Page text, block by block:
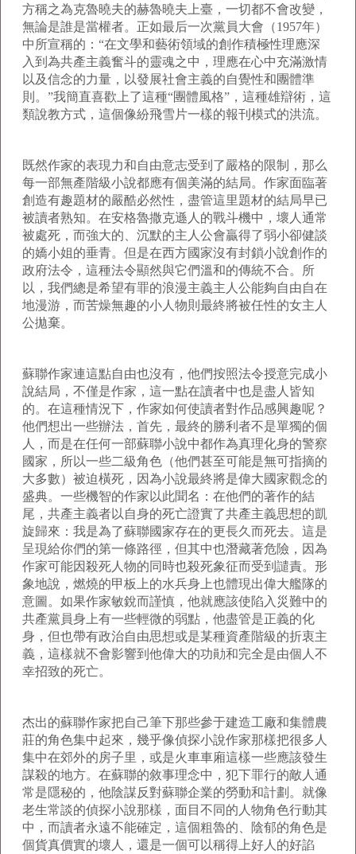
方稱之為克魯曉夫的赫魯曉夫上臺，一切都不會改變，
無論是誰是當權者。正如最后一次黨員大會（1957年）
中所宣稱的：“在文學和藝術領域的創作積極性理應深
入到為共產主義奮斗的靈魂之中，理應在心中充滿激情
以及信念的力量，以發展社會主義的自覺性和團體準
則。”我簡直喜歡上了這種“團體風格”，這種雄辯術，這
類說教方式，這個像紛飛雪片一樣的報刊模式的洪流。
既然作家的表現力和自由意志受到了嚴格的限制，那么
每一部無產階級小說都應有個美滿的結局。作家面臨著
創造有趣題材的嚴酷必然性，盡管這里題材的結局早已
被讀者熟知。在安格魯撒克遜人的戰斗機中，壞人通常
被處死，而強大的、沉默的主人公會贏得了弱小卻健談
的嬌小姐的垂青。但是在西方國家沒有封鎖小說創作的
政府法令，這種法令顯然與它們溫和的傳統不合。所
以，我們總是希望有罪的浪漫主義主人公能夠自由自在
地漫游，而苦燥無趣的小人物則最終將被任性的女主人
公拋棄。
蘇聯作家連這點自由也沒有，他們按照法令授意完成小
說結局，不僅是作家，這一點在讀者中也是盡人皆知
的。在這種情況下，作家如何使讀者對作品感興趣呢？
他們想出一些辦法，首先，最終的勝利者不是單獨的個
人，而是在任何一部蘇聯小說中都作為真理化身的警察
國家，所以一些二級角色（他們甚至可能是無可指摘的
大多數）被迫橫死，因為小說最終將是偉大國家觀念的
盛典。一些機智的作家以此聞名：在他們的著作的結
尾，共產主義者以自身的死亡證實了共產主義思想的凱
旋歸來：我是為了蘇聯國家存在的更長久而死去。這是
呈現給你們的第一條路徑，但其中也潛藏著危險，因為
作家可能因殺死人物的同時也殺死象征而受到譴責。形
象地說，燃燒的甲板上的水兵身上也體現出偉大艦隊的
意圖。如果作家敏銳而謹慎，他就應該使陷入災難中的
共產黨員身上有一些輕微的弱點，他盡管是正義的化
身，但也帶有政治自由思想或是某種資產階級的折衷主
義，這樣就不會影響到他偉大的功勛和完全是由個人不
幸招致的死亡。
杰出的蘇聯作家把自己筆下那些參于建造工廠和集體農
莊的角色集中起來，幾乎像偵探小說作家那樣把很多人
集中在郊外的房子里，或是火車車廂這樣一些應該發生
謀殺的地方。在蘇聯的敘事理念中，犯下罪行的敵人通
常是隱秘的，他陰謀反對蘇聯企業的勞動和計劃。就像
老生常談的偵探小說那樣，面目不同的人物角色行動其
中，而讀者永遠不能確定，這個粗魯的、陰郁的角色是
個貨真價實的壞人，還是一個可以稱得上好人的好諂